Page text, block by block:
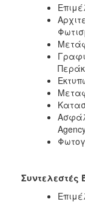
Συντελεστές